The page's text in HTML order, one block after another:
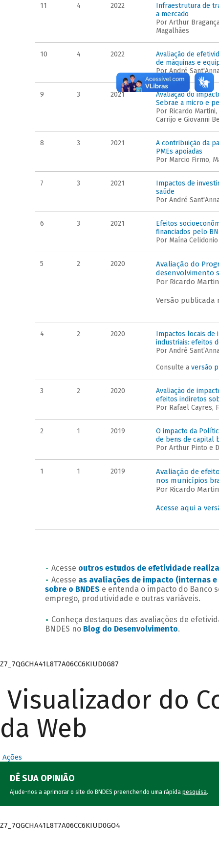
11 4 2022
Infraestrutura de
a mercado
Por Arthur
Magalhães
10 4 2022
Avaliação de
de máquinas e
Por André
9 3 2021
Avaliação do
Sebrae a micro e
Por Ricardo Martini,
Carrijo e Giovanni
8 3 2021
A contribuição da
PMEs apoiadas
Por Marcio Firmo,
7 3 2021
Impactos de
saúde
Por André
6 3 2021
Efeitos
financiados pelo
Por Maína
5 2 2020
Avaliação do
desenvolvimento
Por Ricardo
Versão publicada
4 2 2020
Impactos locais de
industriais: efeitos
Por André
Consulte aversão
3 2 2020
Avaliação de
efeitos indiretos
Por Rafael Cayres,
2 1 2019
O impacto da
de bens de capital
Por Arthur Pinto e
1 1 2019
Avaliação de
nos municípios
Por Ricardo
Acesse aqui a
Acesse outros estudos de efetividade
Acesse as avaliações de impacto (internas
sobre o BNDES e entenda o impacto do Banco
emprego, produtividade e outras variáveis.
Conheça destaques das avaliações de
BNDES no Blog do Desenvolvimento.
Z7_7QGCHA41L8T7A06CC6KIUD0G87
Visualizador do
da Web
Ações
DÊ SUA OPINIÃO
Ajude-nos a aprimorar o site do BNDES preenchendo uma rápida pesquisa.
Z7_7QGCHA41L8T7A06CC6KIUD0GO4